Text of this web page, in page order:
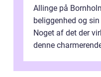
Allinge på
beliggenhed og
Noget af det der
denne